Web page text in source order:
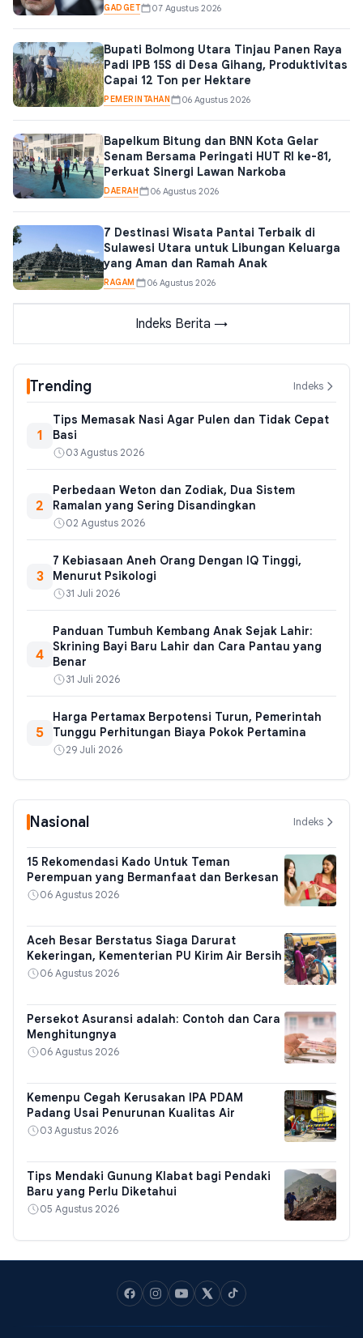
GADGET 07 Agustus 2026
Bupati Bolmong Utara Tinjau Panen Raya
Padi IPB 15S di Desa Gihang, Produktivitas
Capai 12 Ton per Hektare
PEMERINTAHAN 06 Agustus 2026
Bapelkum Bitung dan BNN Kota Gelar
Senam Bersama Peringati HUT RI ke-81,
Perkuat Sinergi Lawan Narkoba
DAERAH 06 Agustus 2026
7 Destinasi Wisata Pantai Terbaik di
Sulawesi Utara untuk Libungan Keluarga
yang Aman dan Ramah Anak
RAGAM 06 Agustus 2026
Indeks Berita →
Trending Indeks
1
Tips Memasak Nasi Agar Pulen dan Tidak Cepat
Basi
03 Agustus 2026
2
Perbedaan Weton dan Zodiak, Dua Sistem
Ramalan yang Sering Disandingkan
02 Agustus 2026
3
7 Kebiasaan Aneh Orang Dengan IQ Tinggi,
Menurut Psikologi
31 Juli 2026
4
Panduan Tumbuh Kembang Anak Sejak Lahir:
Skrining Bayi Baru Lahir dan Cara Pantau yang
Benar
31 Juli 2026
5
Harga Pertamax Berpotensi Turun, Pemerintah
Tunggu Perhitungan Biaya Pokok Pertamina
29 Juli 2026
Nasional Indeks
15 Rekomendasi Kado Untuk Teman
Perempuan yang Bermanfaat dan Berkesan
06 Agustus 2026
Aceh Besar Berstatus Siaga Darurat
Kekeringan, Kementerian PU Kirim Air Bersih
06 Agustus 2026
Persekot Asuransi adalah: Contoh dan Cara
Menghitungnya
06 Agustus 2026
Kemenpu Cegah Kerusakan IPA PDAM
Padang Usai Penurunan Kualitas Air
03 Agustus 2026
Tips Mendaki Gunung Klabat bagi Pendaki
Baru yang Perlu Diketahui
05 Agustus 2026